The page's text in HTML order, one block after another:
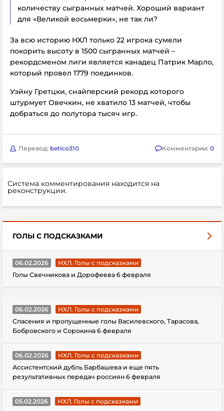
количеству сыгранных матчей. Хороший вариант
для «Великой восьмерки», не так ли?
За всю историю НХЛ только 22 игрока сумели
покорить высоту в 1500 сыгранных матчей –
рекордсменом лиги является канадец Патрик Марло,
который провел 1779 поединков.
Уэйну Гретцки, снайперский рекорд которого
штурмует Овечкин, не хватило 13 матчей, чтобы
добраться до полутора тысяч игр.
Перевод: betico310 Комментарии: 0
Система комментирования находится на
реконструкции.
ГОЛЫ С ПОДСКАЗКАМИ
06.02.2026
НХЛ. Голы с подсказками
Голы Свечникова и Дорофеева 6 февраля
06.02.2026
НХЛ. Голы с подсказками
Спасения и пропущенные голы Василевского, Тарасова,
Бобровского и Сорокина 6 февраля
06.02.2026
НХЛ. Голы с подсказками
Ассистентский дубль Барбашева и еще пять
результативных передач россиян 6 февраля
05.02.2026
НХЛ. Голы с подсказками